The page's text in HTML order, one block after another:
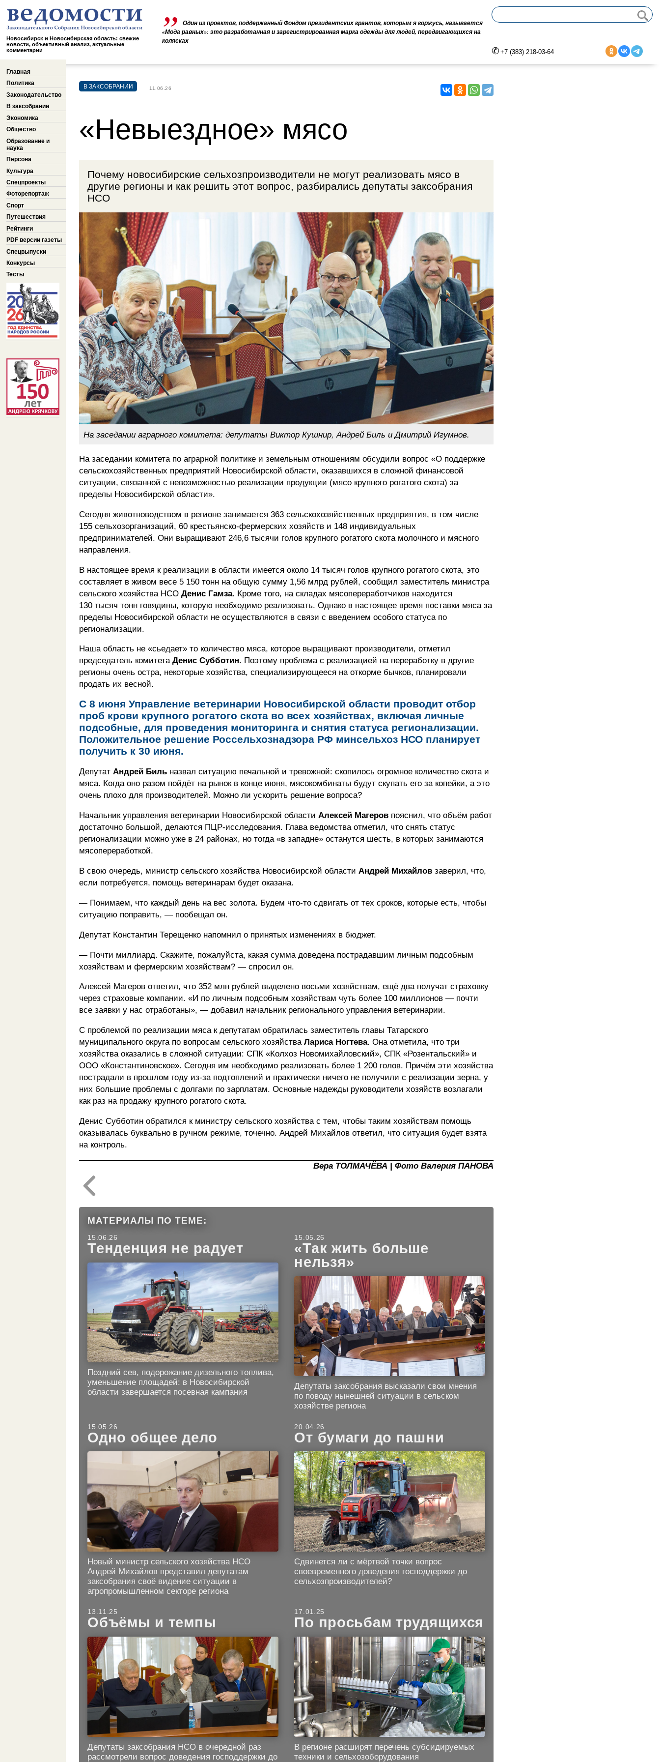
Новосибирск и Новосибирская область: свежие
новости, объективный анализ, актуальные
комментарии
Один из проектов, поддержанный Фондом президентских грантов, которым я горжусь, называется
«Мода равных»: это разработанная и зарегистрированная марка одежды для людей, передвигающихся на
колясках
+7 (383) 218-03-64
Главная
Политика
Законодательство
В заксобрании
Экономика
Общество
Образование и
наука
Персона
Культура
Спецпроекты
Фоторепортаж
Спорт
Путешествия
Рейтинги
PDF версии газеты
Спецвыпуски
Конкурсы
Тесты
В ЗАКСОБРАНИИ 11.06.26
«Невыездное» мясо
Почему новосибирские сельхозпроизводители не могут реализовать мясо в
другие регионы и как решить этот вопрос, разбирались депутаты заксобрания
НСО
На заседании аграрного комитета: депутаты Виктор Кушнир, Андрей Биль и Дмитрий Игумнов.
На заседании комитета по аграрной политике и земельным отношениям обсудили вопрос «О поддержке
сельскохозяйственных предприятий Новосибирской области, оказавшихся в сложной финансовой
ситуации, связанной с невозможностью реализации продукции (мясо крупного рогатого скота) за
пределы Новосибирской области».
Сегодня животноводством в регионе занимается 363 сельскохозяйственных предприятия, в том числе
155 сельхозорганизаций, 60 крестьянско-фермерских хозяйств и 148 индивидуальных
предпринимателей. Они выращивают 246,6 тысячи голов крупного рогатого скота молочного и мясного
направления.
В настоящее время к реализации в области имеется около 14 тысяч голов крупного рогатого скота, это
составляет в живом весе 5 150 тонн на общую сумму 1,56 млрд рублей, сообщил заместитель министра
сельского хозяйства НСОДенис Гамза. Кроме того, на складах мясопереработчиков находится
130 тысяч тонн говядины, которую необходимо реализовать. Однако в настоящее время поставки мяса за
пределы Новосибирской области не осуществляются в связи с введением особого статуса по
регионализации.
Наша область не «сьедает» то количество мяса, которое выращивают производители, отметил
председатель комитетаДенис Субботин. Поэтому проблема с реализацией на переработку в другие
регионы очень остра, некоторые хозяйства, специализирующееся на откорме бычков, планировали
продать их весной.
С 8 июня Управление ветеринарии Новосибирской области проводит отбор
проб крови крупного рогатого скота во всех хозяйствах, включая личные
подсобные, для проведения мониторинга и снятия статуса регионализации.
Положительное решение Россельхознадзора РФ минсельхоз НСО планирует
получить к 30 июня.
ДепутатАндрей Биль назвал ситуацию печальной и тревожной: скопилось огромное количество скота и
мяса. Когда оно разом пойдёт на рынок в конце июня, мясокомбинаты будут скупать его за копейки, а это
очень плохо для производителей. Можно ли ускорить решение вопроса?
Начальник управления ветеринарии Новосибирской областиАлексей Магеров пояснил, что объём работ
достаточно большой, делаются ПЦР-исследования. Глава ведомства отметил, что снять статус
регионализации можно уже в 24 районах, но тогда «в западне» останутся шесть, в которых занимаются
мясопереработкой.
В свою очередь, министр сельского хозяйства Новосибирской области Андрей Михайлов заверил, что,
если потребуется, помощь ветеринарам будет оказана.
— Понимаем, что каждый день на вес золота. Будем что-то сдвигать от тех сроков, которые есть, чтобы
ситуацию поправить, — пообещал он.
Депутат Константин Терещенко напомнил о принятых изменениях в бюджет.
— Почти миллиард. Скажите, пожалуйста, какая сумма доведена пострадавшим личным подсобным
хозяйствам и фермерским хозяйствам? — спросил он.
Алексей Магеров ответил, что 352 млн рублей выделено восьми хозяйствам, ещё два получат страховку
через страховые компании. «И по личным подсобным хозяйствам чуть более 100 миллионов — почти
все заявки у нас отработаны», — добавил начальник регионального управления ветеринарии.
С проблемой по реализации мяса к депутатам обратилась заместитель главы Татарского
муниципального округа по вопросам сельского хозяйстваЛариса Ногтева. Она отметила, что три
хозяйства оказались в сложной ситуации: СПК «Колхоз Новомихайловский», СПК «Розентальский» и
ООО «Константиновское». Сегодня им необходимо реализовать более 1 200 голов. Причём эти хозяйства
пострадали в прошлом году из-за подтоплений и практически ничего не получили с реализации зерна, у
них большие проблемы с долгами по зарплатам. Основные надежды руководители хозяйств возлагали
как раз на продажу крупного рогатого скота.
Денис Субботин обратился к министру сельского хозяйства с тем, чтобы таким хозяйствам помощь
оказывалась буквально в ручном режиме, точечно. Андрей Михайлов ответил, что ситуация будет взята
на контроль.
Вера ТОЛМАЧЁВА | Фото Валерия ПАНОВА
МАТЕРИАЛЫ ПО ТЕМЕ:
15.06.26
Тенденция не радует
Поздний сев, подорожание дизельного топлива,
уменьшение площадей: в Новосибирской
области завершается посевная кампания
15.05.26
«Так жить больше
нельзя»
Депутаты заксобрания высказали свои мнения
по поводу нынешней ситуации в сельском
хозяйстве региона
15.05.26
Одно общее дело
Новый министр сельского хозяйства НСО
Андрей Михайлов представил депутатам
заксобрания своё видение ситуации в
агропромышленном секторе региона
20.04.26
От бумаги до пашни
Сдвинется ли с мёртвой точки вопрос
своевременного доведения господдержки до
сельхозпроизводителей?
13.11.25
Объёмы и темпы
Депутаты заксобрания НСО в очередной раз
рассмотрели вопрос доведения господдержки до
17.01.25
По просьбам трудящихся
В регионе расширят перечень субсидируемых
техники и сельхозоборудования